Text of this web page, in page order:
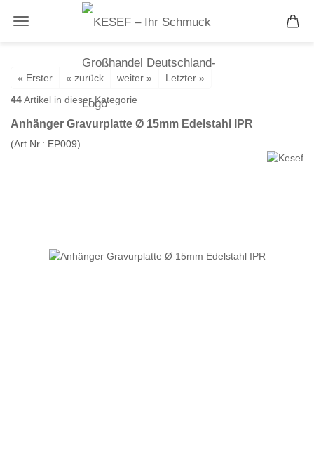
« Erster « zurück weiter »
Letzter »
44Artikel in dieser Kategorie
Anhänger Gravurplatte Ø 15mm Edelstahl IPR
(Art.Nr.: EP009)